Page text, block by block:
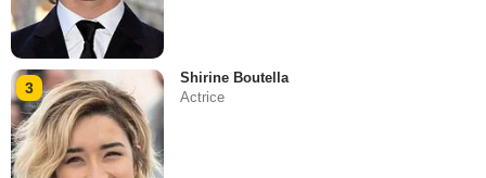
3
Shirine Boutella
Actrice